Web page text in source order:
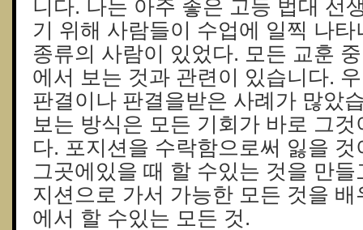
니다. 나는 아주 좋은 고등 법대 선
기 위해 사람들이 수업에 일찍 나
종류의 사람이 있었다. 모든 교훈
에서 보는 것과 관련이 있습니다.
판결이나 판결을받은 사례가 많았
보는 방식은 모든 기회가 바로 그
다. 포지션을 수락함으로써 잃을
그곳에있을 때 할 수있는 것을 만
지션으로 가서 가능한 모든 것을
에서 할 수있는 모든 것.